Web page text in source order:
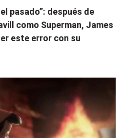
pasado”: ​​después de
como Superman, James
este error con su